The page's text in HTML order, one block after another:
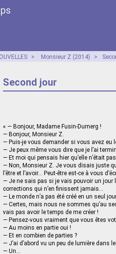
> Monsieur Z (2014) >
Second jour
« — Bonjour, Madame Fusin-Dumerg !
— Bonjour, Monsieur Z.
— Puis-je vous demander si vous avez eu
— Je peux même vous dire que je l’ai
— Et moi qui pensais hier qu’elle n’était
— Non, Monsieur Z. Je vous disais juste
l’être et l’avoir… Peut-être est-ce à vous
— Je ne sais pas si je vais pouvoir un jour
corrections qui n’en finissent jamais…
— Le monde n’a pas été créé en un seul
— Certes, mais nous ne sommes qu’au
vais pas avoir le temps de me créer !
— Pensez-vous vraiment que vous êtes
— Au moins en partie oui !
— Et en combien de parties ?
— J’ai d’abord vu un peu de lumière dans
— Un…